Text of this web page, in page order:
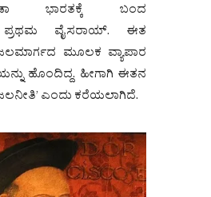
ಅಡಾ ಭಾರತಕ್ಕೆ ಬಂದ
ಪ್ರಥಮ ವೈಸರಾಯ್. ಈತ
ಮೂಲಕ ವ್ಯಾಪಾರ
ಹೊಂದಿದ್ದ. ಹೀಗಾಗಿ ಈತನ
ಎಂದು ಕರೆಯಲಾಗಿದೆ.